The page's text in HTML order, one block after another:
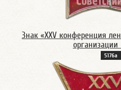
Знак «XXV конференция
5176а